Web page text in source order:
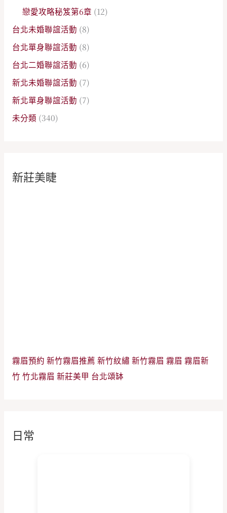
戀愛攻略秘笈第6章 (12)
台北未婚聯誼活動 (8)
台北單身聯誼活動 (8)
台北二婚聯誼活動 (6)
新北未婚聯誼活動 (7)
新北單身聯誼活動 (7)
未分類 (340)
新莊美睫
霧眉預約 新竹霧眉推薦 新竹紋繡 新竹霧眉 霧眉 霧眉新
竹 竹北霧眉 新莊美甲 台北頌缽
日常